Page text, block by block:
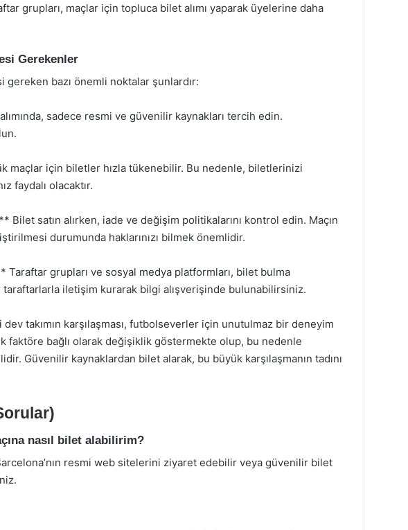
grupları, maçlar için topluca bilet alımı yaparak üyelerine daha
Gerekenler
gereken bazı önemli noktalar şunlardır:
sadece resmi ve güvenilir kaynakları tercih edin.
maçlar için biletler hızla tükenebilir. Bu nedenle, biletlerinizi
faydalı olacaktır.
Bilet satın alırken, iade ve değişim politikalarını kontrol edin. Maçın
durumunda haklarınızı bilmek önemlidir.
grupları ve sosyal medya platformları, bilet bulma
taraftarlarla iletişim kurarak bilgi alışverişinde bulunabilirsiniz.
takımın karşılaşması, futbolseverler için unutulmaz bir deneyim
faktöre bağlı olarak değişiklik göstermekte olup, bu nedenle
Güvenilir kaynaklardan bilet alarak, bu büyük karşılaşmanın tadını
nasıl bilet alabilirim?
resmi web sitelerini ziyaret edebilir veya güvenilir bilet